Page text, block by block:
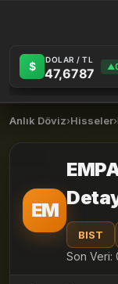
$ DOLAR / TL
47,6787 ▲
Anlık Döviz›Hisseler›
EM
BIST
Son Veri: